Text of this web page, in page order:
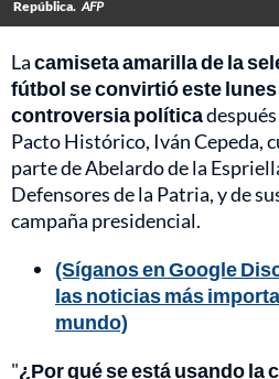
República. AFP
Lacamiseta amarilla de la
fútbol se convirtió este
controversia política
Pacto Histórico, Iván Cepeda,
parte de Abelardo de la
Defensores de la Patria, y de
campaña presidencial.
(Síganos en Google
las noticias más
mundo)
"¿Por qué se está usando la